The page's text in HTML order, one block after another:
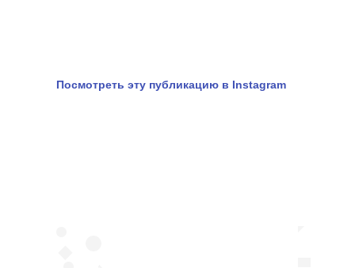
Посмотреть эту публикацию в Instagram